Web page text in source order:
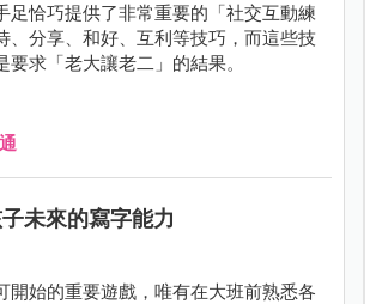
足恰巧提供了非常重要的「社交互動練
、分享、和好、互利等技巧，而這些技
求「老大讓老二」的結果。
未來的寫字能力
開始的重要遊戲，唯有在大班前熟悉各